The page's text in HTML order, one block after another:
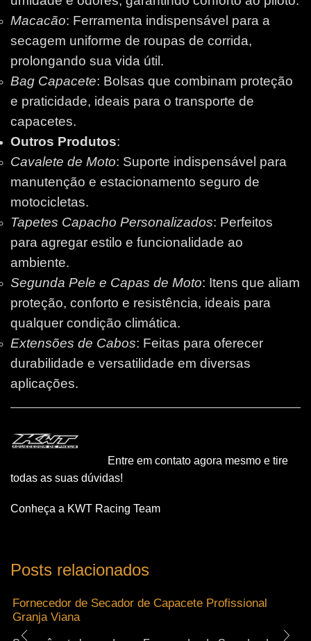
Macacão: Ferramenta indispensável para a
secagem uniforme de roupas de corrida,
prolongando sua vida útil.
Bag Capacete: Bolsas que combinam proteção
e praticidade, ideais para o transporte de
capacetes.
Outros Produtos:
Cavalete de Moto: Suporte indispensável para
manutenção e estacionamento seguro de
motocicletas.
Tapetes Capacho Personalizados: Perfeitos
para agregar estilo e funcionalidade ao
ambiente.
Segunda Pele e Capas de Moto: Itens que aliam
proteção, conforto e resistência, ideais para
qualquer condição climática.
Extensões de Cabos: Feitas para oferecer
durabilidade e versatilidade em diversas
aplicações.
Entre em contato agora mesmo e tire
todas as suas dúvidas!
Conheça a KWT Racing Team
Posts relacionados
Fornecedor de Secador de Capacete Profissional
Granja Viana